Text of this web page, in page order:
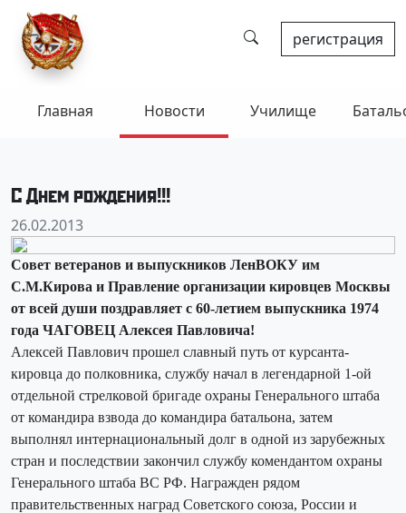
регистрация
Главная Новости Училище
С Днем рождения!!!
26.02.2013
Совет ветеранов и выпускников ЛенВОКУ им
С.М.Кирова и Правление организации кировцев Москвы
от всей души поздравляет с 60-летием выпускника 1974
года ЧАГОВЕЦ Алексея Павловича!
Алексей Павлович прошел славный путь от курсанта-
кировца до полковника, службу начал в легендарной 1-ой
отдельной стрелковой бригаде охраны Генерального штаба
от командира взвода до командира батальона, затем
выполнял интернациональный долг в одной из зарубежных
стран и последствии закончил службу комендантом охраны
Генерального штаба ВС РФ. Награжден рядом
правительственных наград Советского союза, России и